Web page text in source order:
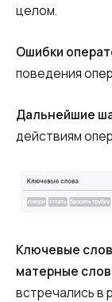
целом.
Ошибки
поведения
Дальнейшие
действиям
Ключевые
матерные
встречались в